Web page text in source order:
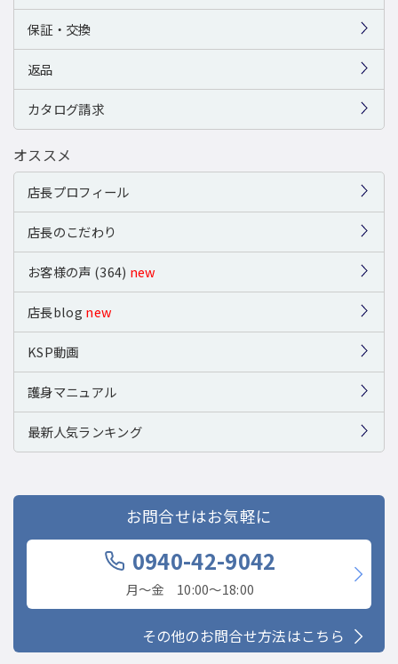
保証・交換
返品
カタログ請求
オススメ
店長プロフィール
店長のこだわり
お客様の声 (364) new
店長blog new
KSP動画
護身マニュアル
最新人気ランキング
お問合せはお気軽に
0940-42-9042
月〜金 10:00〜18:00
その他のお問合せ方法はこちら